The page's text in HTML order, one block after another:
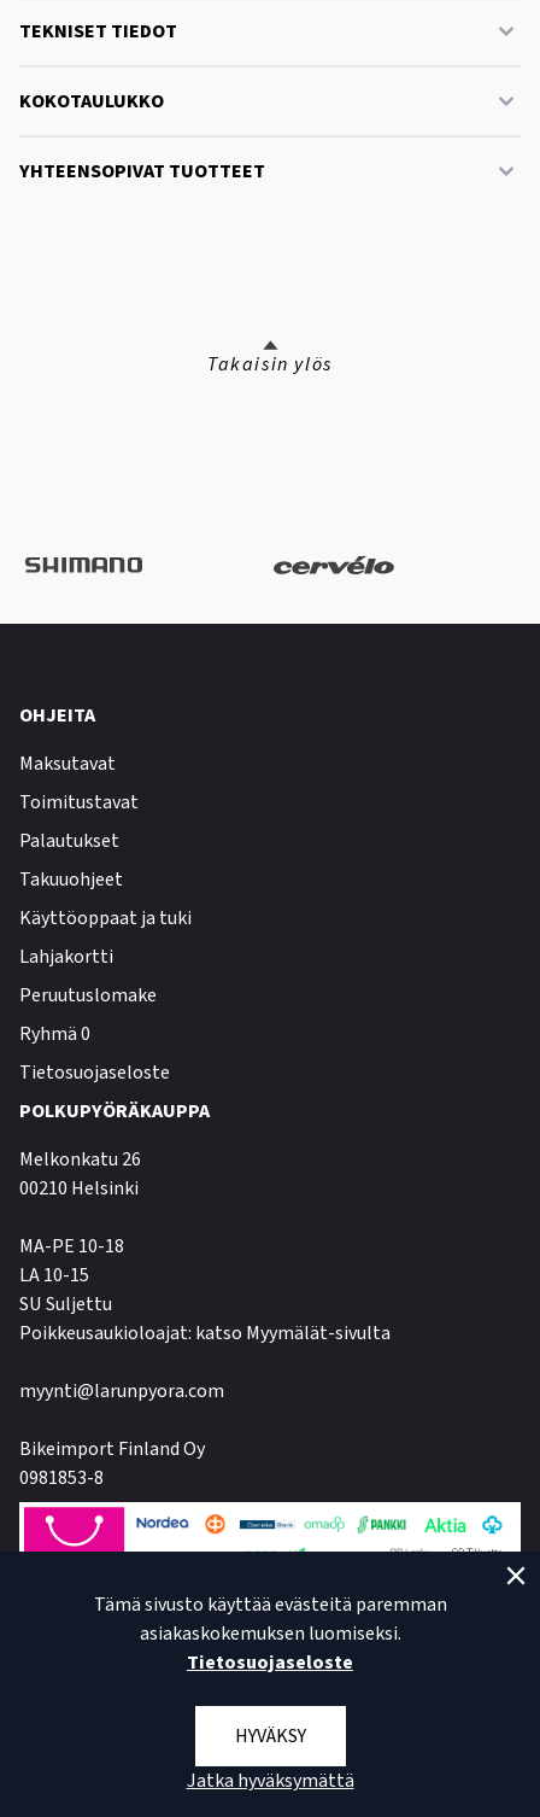
TEKNISET TIEDOT
KOKOTAULUKKO
YHTEENSOPIVAT TUOTTEET
Takaisin ylös
OHJEITA
Maksutavat
Toimitustavat
Palautukset
Takuuohjeet
Käyttöoppaat ja tuki
Lahjakortti
Peruutuslomake
Ryhmä 0
Tietosuojaseloste
POLKUPYÖRÄKAUPPA
Melkonkatu 26
00210 Helsinki
MA-PE 10-18
LA 10-15
SU Suljettu
Poikkeusaukioloajat: katso Myymälät-sivulta
myynti@larunpyora.com
Bikeimport Finland Oy
0981853-8
Tämä sivusto käyttää evästeitä paremman
asiakaskokemuksen luomiseksi.
Tietosuojaseloste
HYVÄKSY
Jatka hyväksymättä